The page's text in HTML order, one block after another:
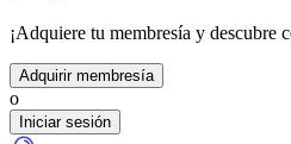
¡Adquiere tu membresía y descubre
Adquirir membresía
o
Iniciar sesión